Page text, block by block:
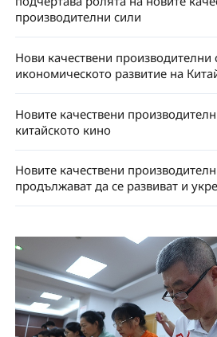
производителни сили
Нови качествени производителни
икономическото развитие на
Новите качествени
китайското кино
Новите качествени
продължават да се развиват и